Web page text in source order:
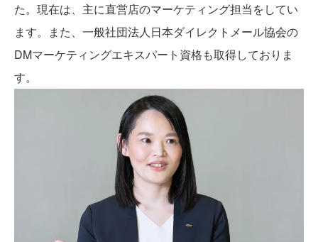
た。現在は、主に直営店のマーケティング担当をしてい
ます。また、一般社団法人日本ダイレクトメール協会の
DMマーケティングエキスパート資格も取得しておりま
す。